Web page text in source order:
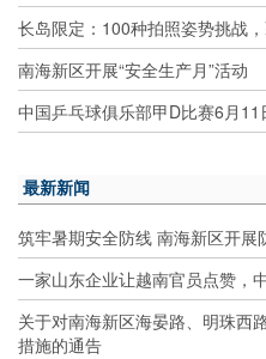
长岛限定：100种拍照姿势挑战
南海新区开展“安全生产月”活动
中国乒乓球俱乐部甲D比赛6月
最新新闻
筑牢暑期安全防线 南海新区开展
一家山东企业让越南官员点赞，
关于对南海新区海晏路、明珠西
措施的通告